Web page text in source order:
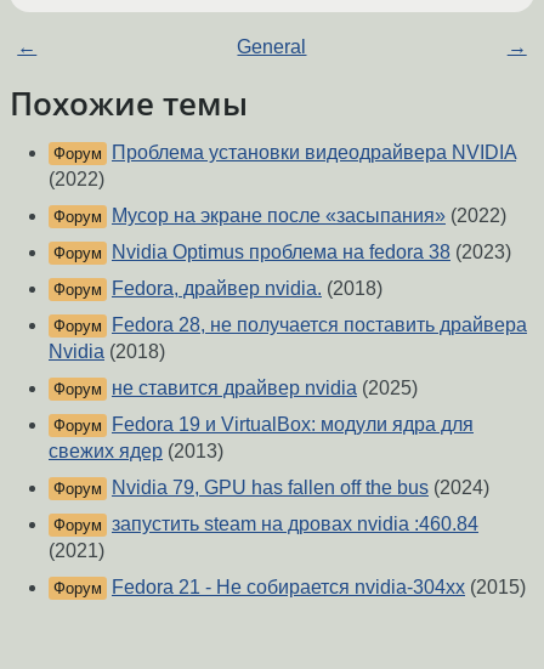
← General →
Похожие темы
Форум
Проблема установки видеодрайвера NVIDIA
(2022)
Форум Мусор на экране после «засыпания» (2022)
Форум Nvidia Optimus проблема на fedora 38 (2023)
Форум Fedora, драйвер nvidia. (2018)
Форум
Fedora 28, не получается поставить драйвера
Nvidia (2018)
Форум не ставится драйвер nvidia (2025)
Форум
Fedora 19 и VirtualBox: модули ядра для
свежих ядер (2013)
Форум Nvidia 79, GPU has fallen off the bus (2024)
Форум запустить steam на дровах nvidia :460.84
(2021)
Форум Fedora 21 - Не собирается nvidia-304xx (2015)